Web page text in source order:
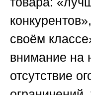
своём
внимание на
отсутствие